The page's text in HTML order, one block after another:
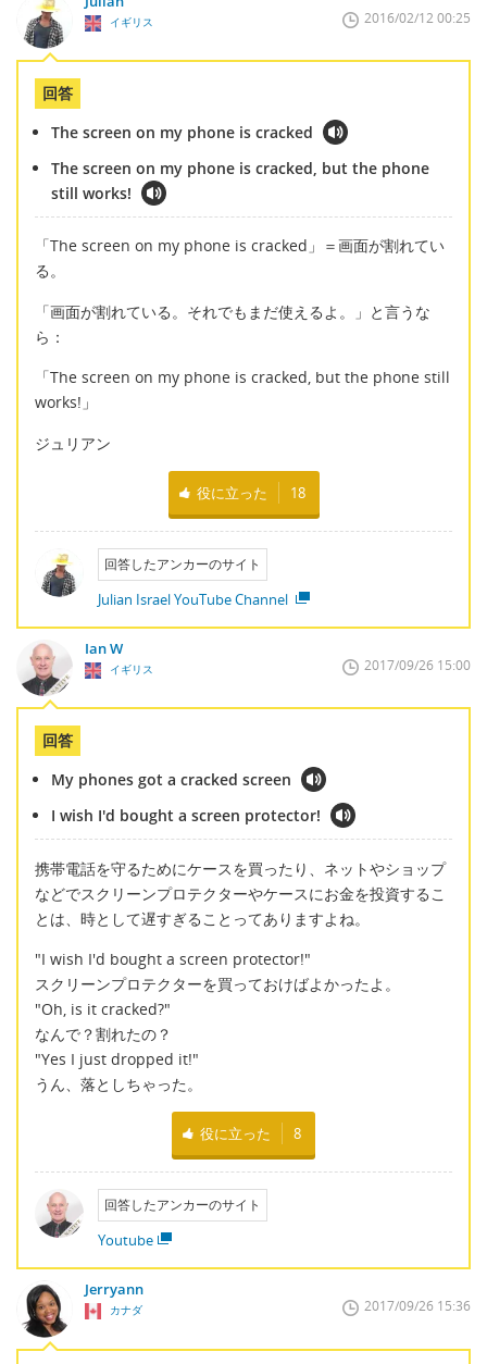
イギリス 2016/02/12 00:25
回答
The screen on my phone is cracked
The screen on my phone is cracked, but the phone
still works!
「The screen on my phone is cracked」＝画面が割れてい
る。
「画面が割れている。それでもまだ使えるよ。」と言うな
ら：
「The screen on my phone is cracked, but the phone still
works!」
ジュリアン
役に立った 18
回答したアンカーのサイト
Julian Israel YouTube Channel
Ian W
イギリス 2017/09/26 15:00
回答
My phones got a cracked screen
I wish I'd bought a screen protector!
携帯電話を守るためにケースを買ったり、ネットやショップ
などでスクリーンプロテクターやケースにお金を投資するこ
とは、時として遅すぎることってありますよね。
"I wish I'd bought a screen protector!"
スクリーンプロテクターを買っておけばよかったよ。
"Oh, is it cracked?"
なんで？割れたの？
"Yes I just dropped it!"
うん、落としちゃった。
役に立った 8
回答したアンカーのサイト
Youtube
Jerryann
カナダ 2017/09/26 15:36